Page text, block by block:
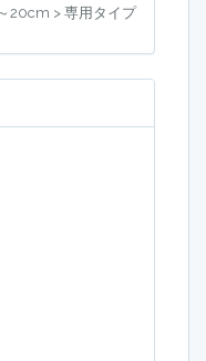
20cm > 専用タイプ